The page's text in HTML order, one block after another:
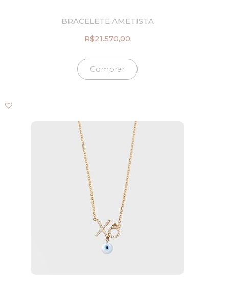
BRACELETE AMETISTA
R$21.570,00
Comprar